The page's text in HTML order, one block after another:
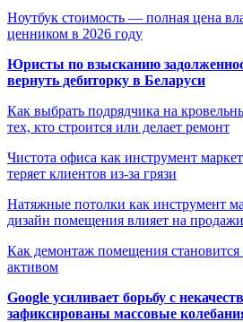
Ноутбук стоимость — полная цена
ценником в 2026 году
Юристы по взысканию
вернуть дебиторку в Беларуси
Как выбрать подрядчика на
тех, кто строится или делает ремонт
Чистота офиса как инструмент
теряет клиентов из-за грязи
Натяжные потолки как инструмент
дизайн помещения влияет на продажи
Как демонтаж помещения
активом
Google усиливает борьбу с
зафиксированы массовые